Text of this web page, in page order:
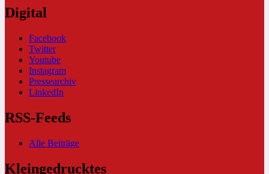
Digital
Facebook
Twitter
Youtube
Instagram
Pressearchiv
LinkedIn
RSS-Feeds
Alle Beiträge
Kleingedrucktes